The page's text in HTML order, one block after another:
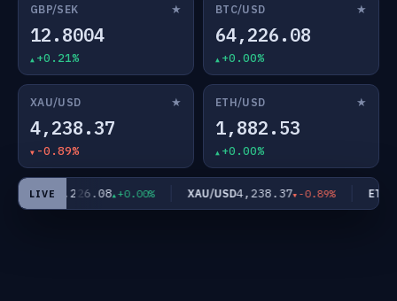
GBP/SEK ★
12.8004
+0.21%
BTC/USD ★
64,226.08
+0.00%
XAU/USD ★
4,238.37
-0.89%
ETH/USD ★
1,882.53
+0.00%
LIVE
USD64,226.08 +0.00% XAU/USD4,238.37 -0.89% ETH/